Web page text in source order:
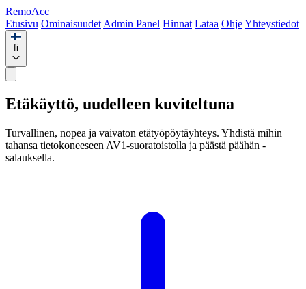
RemoAcc
Etusivu Ominaisuudet Admin Panel Hinnat Lataa OhjeYhteystiedot
fi
Etäkäyttö, uudelleen kuviteltuna
Turvallinen, nopea ja vaivaton etätyöpöytäyhteys. Yhdistä mihin
tahansa tietokoneeseen AV1-suoratoistolla ja päästä päähän -
salauksella.